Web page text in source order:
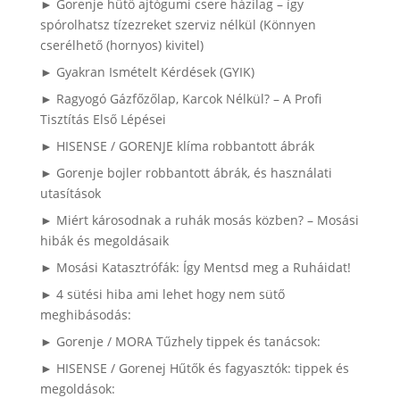
► Gorenje hűtő ajtógumi csere házilag – így
spórolhatsz tízezreket szerviz nélkül (Könnyen
cserélhető (hornyos) kivitel)
► Gyakran Ismételt Kérdések (GYIK)
► Ragyogó Gázfőzőlap, Karcok Nélkül? – A Profi
Tisztítás Első Lépései
► HISENSE / GORENJE klíma robbantott ábrák
► Gorenje bojler robbantott ábrák, és használati
utasítások
► Miért károsodnak a ruhák mosás közben? – Mosási
hibák és megoldásaik
► Mosási Katasztrófák: Így Mentsd meg a Ruháidat!
► 4 sütési hiba ami lehet hogy nem sütő
meghibásodás:
► Gorenje / MORA Tűzhely tippek és tanácsok:
► HISENSE / Gorenej Hűtők és fagyasztók: tippek és
megoldások: